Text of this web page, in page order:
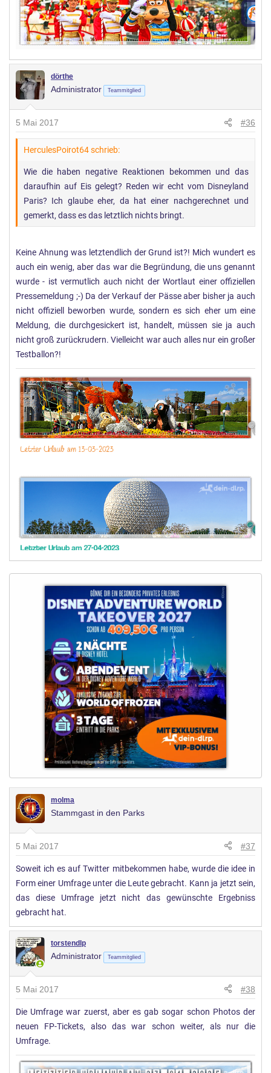
dörthe
Administrator Teammitglied
5 Mai 2017 #36
HerculesPoirot64 schrieb:
Wie die haben negative Reaktionen bekommen und das
daraufhin auf Eis gelegt? Reden wir echt vom Disneyland
Paris? Ich glaube eher, da hat einer nachgerechnet und
gemerkt, dass es das letztlich nichts bringt.
Keine Ahnung was letztendlich der Grund ist?! Mich wundert es
auch ein wenig, aber das war die Begründung, die uns genannt
wurde - ist vermutlich auch nicht der Wortlaut einer offiziellen
Pressemeldung ;-) Da der Verkauf der Pässe aber bisher ja auch
nicht offiziell beworben wurde, sondern es sich eher um eine
Meldung, die durchgesickert ist, handelt, müssen sie ja auch
nicht groß zurückrudern. Vielleicht war auch alles nur ein großer
Testballon?!
molma
Stammgast in den Parks
5 Mai 2017 #37
Soweit ich es auf Twitter mitbekommen habe, wurde die idee in
Form einer Umfrage unter die Leute gebracht. Kann ja jetzt sein,
das diese Umfrage jetzt nicht das gewünschte Ergebniss
gebracht hat.
torstendlp
Administrator Teammitglied
5 Mai 2017 #38
Die Umfrage war zuerst, aber es gab sogar schon Photos der
neuen FP-Tickets, also das war schon weiter, als nur die
Umfrage.